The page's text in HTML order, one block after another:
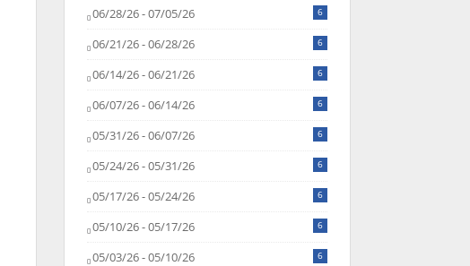
06/28/26 - 07/05/26 6
06/21/26 - 06/28/26 6
06/14/26 - 06/21/26 6
06/07/26 - 06/14/26 6
05/31/26 - 06/07/26 6
05/24/26 - 05/31/26 6
05/17/26 - 05/24/26 6
05/10/26 - 05/17/26 6
05/03/26 - 05/10/26 6